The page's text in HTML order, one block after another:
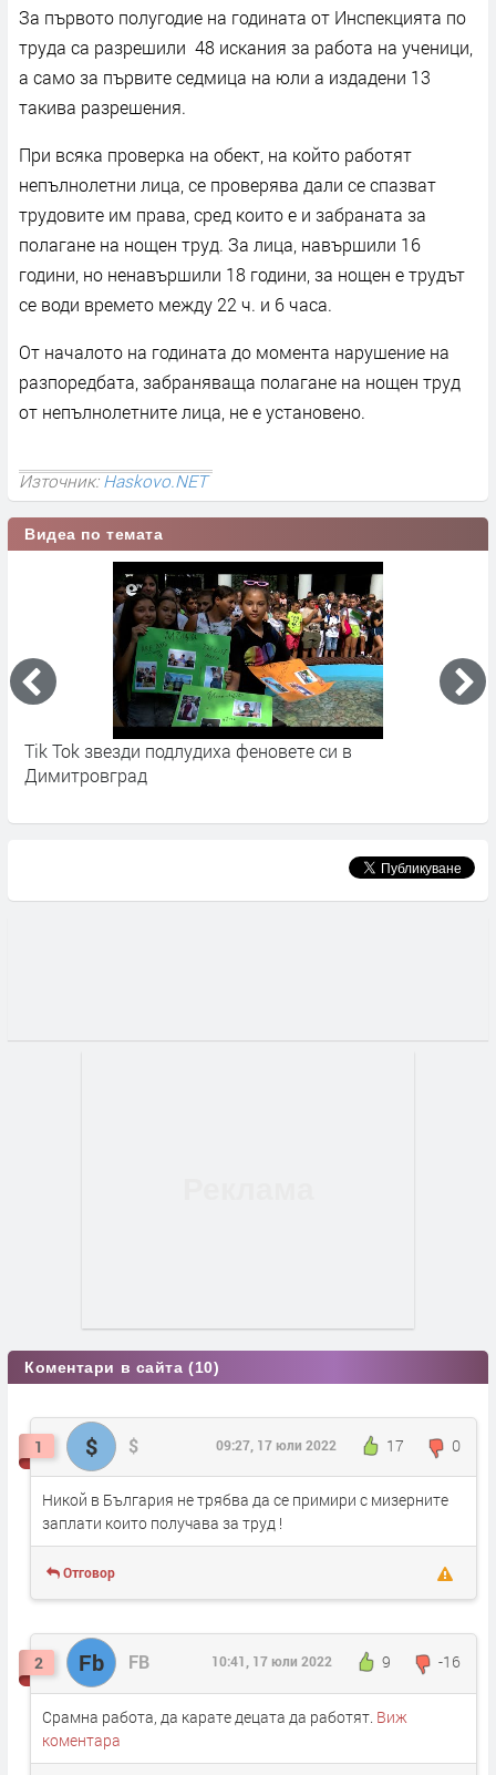
За първото полугодие на годината от Инспекцията по
труда са разрешили 48 искания за работа на ученици,
а само за първите седмица на юли а издадени 13
такива разрешения.
При всяка проверка на обект, на който работят
непълнолетни лица, се проверява дали се спазват
трудовите им права, сред които е и забраната за
полагане на нощен труд. За лица, навършили 16
години, но ненавършили 18 години, за нощен е трудът
се води времето между 22 ч. и 6 часа.
От началото на годината до момента нарушение на
разпоредбата, забраняваща полагане на нощен труд
от непълнолетните лица, не е установено.
Източник:Haskovo.NET
Видеа по темата
Майките, които отвличат деца в Япония
Коментари в сайта (10)
1 $ $ 17 0
09:27, 17 юли 2022
Никой в България не трябва да се примири с мизерните
заплати които получава за труд !
Отговор
2 Fb FB 9 -16
10:41, 17 юли 2022
Срамна работа, да карате децата да работят. Виж
коментара